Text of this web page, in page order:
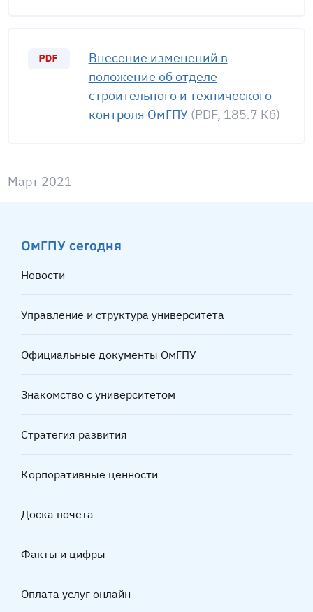
Внесение изменений в
положение об отделе
строительного и технического
контроля ОмГПУ(PDF, 185.7 Кб)
Март 2021
ОмГПУ сегодня
Новости
Управление и структура университета
Официальные документы ОмГПУ
Знакомство с университетом
Стратегия развития
Корпоративные ценности
Доска почета
Факты и цифры
Оплата услуг онлайн